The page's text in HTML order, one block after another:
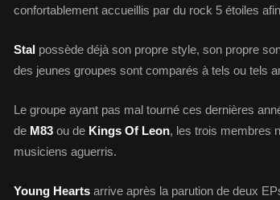
confortablement accueillis par du rock 5 étoiles
Stal possède déjà son propre style, son propre
des jeunes groupes sont comparés à tels ou tels
Le groupe ayant pas mal tourné ces dernières
de M83 ou de Kings Of Leon, les trois membres
musiciens aguerris.
Young Hearts arrive après la parution de deux